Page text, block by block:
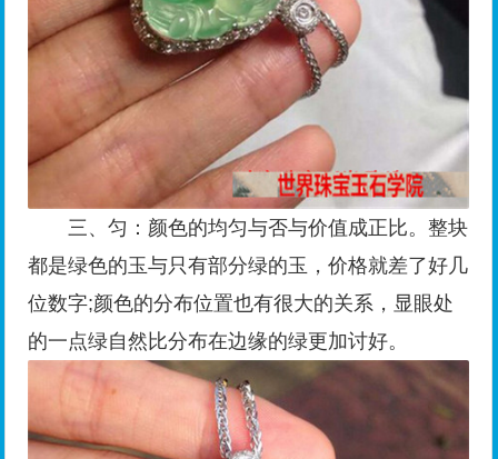
三、匀：颜色的均匀与否与价值成正比。整块
都是绿色的玉与只有部分绿的玉，价格就差了好几
位数字;颜色的分布位置也有很大的关系，显眼处
的一点绿自然比分布在边缘的绿更加讨好。